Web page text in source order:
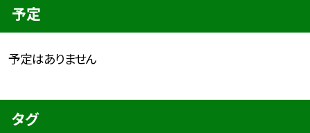
予定
予定はありません
タグ